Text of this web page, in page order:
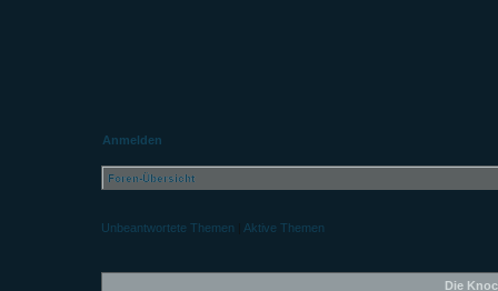
Anmelden
Foren-Übersicht
Unbeantwortete Themen Aktive Themen
Die